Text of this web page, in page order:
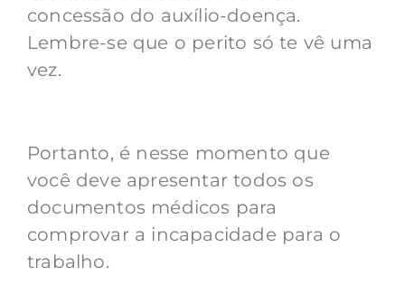
concessão do auxílio-doença.
Lembre-se que o perito só te vê uma
vez.
Portanto, é nesse momento que
você deve apresentar todos os
documentos médicos para
comprovar a incapacidade para o
trabalho.